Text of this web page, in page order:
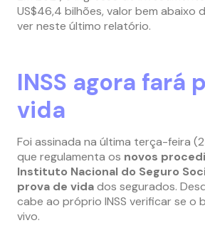
US$46,4 bilhões, valor bem abaixo
ver neste último relatório.
INSS agora fará
vida
Foi assinada na última terça-feira
que regulamenta os novos
Instituto Nacional do Seguro
prova de vidados segurados.
cabe ao próprio INSS verificar se o
vivo.